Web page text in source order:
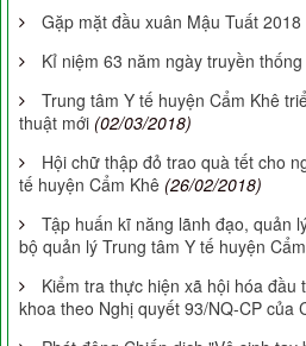
Gặp mặt đầu xuân Mậu Tuất 2018
Kỉ niệm 63 năm ngày truyền
Trung tâm Y tế huyện Cẩm Khê
thuật mới (02/03/2018)
Hội chữ thập đỏ trao quà tết cho
tế huyện Cẩm Khê (26/02/2018)
Tập huấn kĩ năng lãnh đạo, quản
bộ quản lý Trung tâm Y tế huyện
Kiểm tra thực hiện xã hội hóa
khoa theo Nghị quyết 93/NQ-CP của